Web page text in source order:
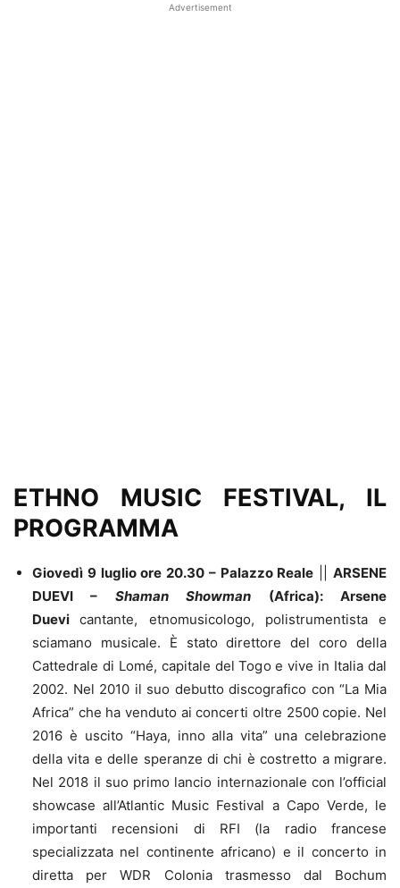
Advertisement
ETHNO MUSIC FESTIVAL, IL
PROGRAMMA
Giovedì 9 luglio ore 20.30 – Palazzo Reale ||ARSENE
DUEVI – Shaman Showman (Africa):Arsene
Duevicantante, etnomusicologo, polistrumentista e
sciamano musicale. È stato direttore del coro della
Cattedrale di Lomé, capitale del Togo e vive in Italia dal
2002. Nel 2010 il suo debutto discografico con “La Mia
Africa” che ha venduto ai concerti oltre 2500 copie. Nel
2016 è uscito “Haya, inno alla vita” una celebrazione
della vita e delle speranze di chi è costretto a migrare.
Nel 2018 il suo primo lancio internazionale con l’official
showcase all’Atlantic Music Festival a Capo Verde, le
importanti recensioni di RFI (la radio francese
specializzata nel continente africano) e il concerto in
diretta per WDR Colonia trasmesso dal Bochum